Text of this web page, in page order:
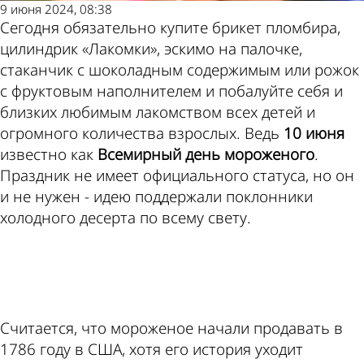
9 июня 2024, 08:38
Сегодня обязательно купите брикет пломбира,
цилиндрик «Лакомки», эскимо на палочке,
стаканчик с шоколадным содержимым или рожок
с фруктовым наполнителем и побалуйте себя и
близких любимым лакомством всех детей и
огромного количества взрослых. Ведь 10 июня
известно как Всемирный день мороженого.
Праздник не имеет официального статуса, но он
и не нужен - идею поддержали поклонники
холодного десерта по всему свету.
Считается, что мороженое начали продавать в
1786 году в США, хотя его история уходит